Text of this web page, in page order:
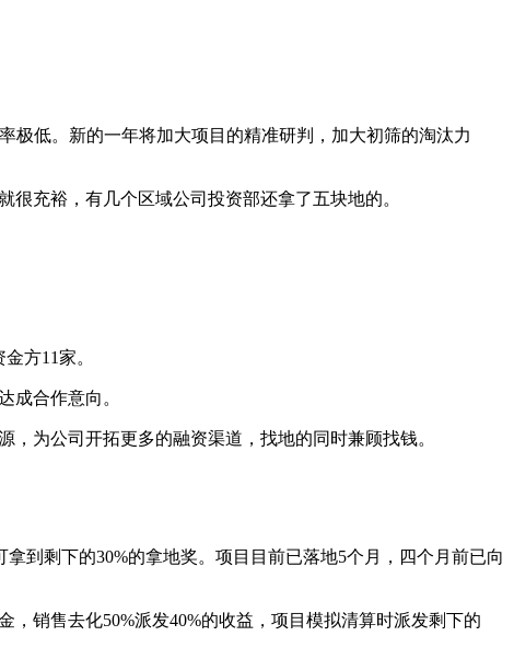
极低。新的一年将加大项目的精准研判，加大初筛的淘汰力
充裕，有几个区域公司投资部还拿了五块地的。
方11家。
成合作意向。
为公司开拓更多的融资渠道，找地的同时兼顾找钱。
到剩下的30%的拿地奖。项目目前已落地5个月，四个月前已向
销售去化50%派发40%的收益，项目模拟清算时派发剩下的